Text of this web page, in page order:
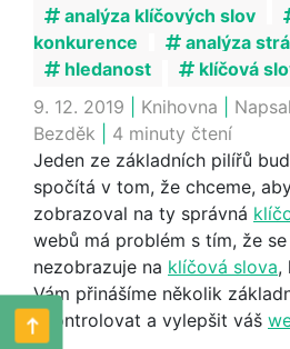
analýza klíčových slov
konkurence
analýza
hledanost
klíčová
9. 12. 2019
Knihovna
Bezděk
4 minuty čtení
Jeden ze základních pilířů
spočítá v tom, že chceme,
zobrazoval na ty správná
webů má problém s tím, že
nezobrazuje na klíčová slova,
Vám přinášíme několik
zkontrolovat a vylepšit váš